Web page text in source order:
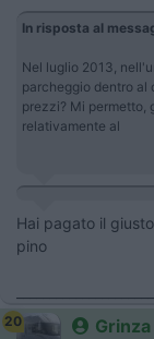
In risposta al
Nel luglio 2013,
parcheggio dentro al
prezzi? Mi permetto,
relativamente al
Hai pagato il
pino
20 Grinza